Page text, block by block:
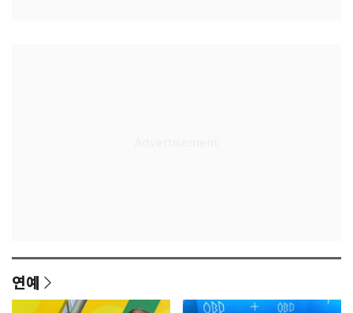
연예